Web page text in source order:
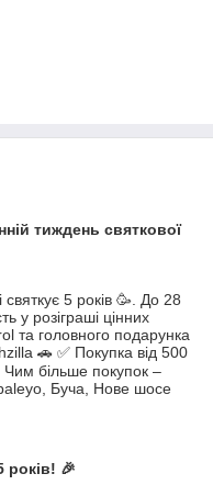
тиждень святкової
5 років 🥳. До 28
у розіграші цінних
та головного подарунка
🚗 ✅ Покупка від 500
більше покупок –
Буча, Нове шосе
років! 🎉